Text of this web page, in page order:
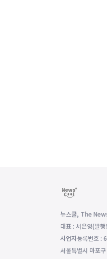
뉴스쿨, The
대표 : 서은영(발
사업자등록번호 :
서울특별시 마포